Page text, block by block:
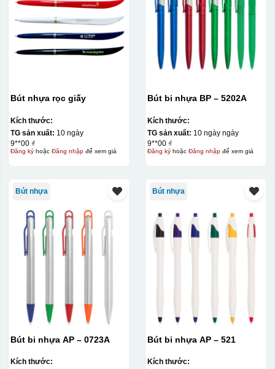
Bút nhựa rọc giấy
Kích thước:
TG sản xuất: 10 ngày
9**00 ₫
Đăng kýhoặc Đăng nhậpđể xem giá
Bút bi nhựa BP – 5202A
Kích thước:
TG sản xuất: 10 ngày ngày
9**00 ₫
Đăng kýhoặc Đăng nhậpđể xem giá
Bút nhựa
Bút bi nhựa AP – 0723A
Kích thước:
Bút nhựa
Bút bi nhựa AP – 521
Kích thước: